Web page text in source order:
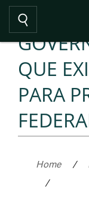
QUE
PARA
Home /
/